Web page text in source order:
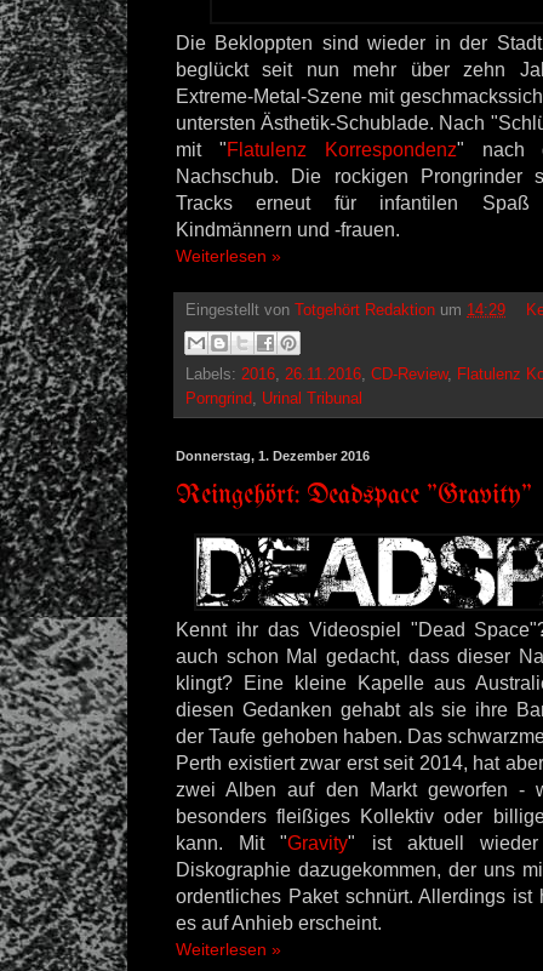
Die Bekloppten sind wieder in der
beglückt seit nun mehr über zehn
Extreme-Metal-Szene mit
untersten Ästhetik-Schublade. Nach
mit "Flatulenz Korrespondenz" nach
Nachschub. Die rockigen Prongrinder
Tracks erneut für infantilen Spaß
Kindmännern und -frauen.
Weiterlesen »
Eingestellt von Totgehört Redaktion um 14:29
Labels: 2016 26.11.2016 CD-Review, Flatulenz
Porngrind
Urinal Tribunal
Donnerstag, 1. Dezember 2016
Reingehört: Deadspace "Gravity"
Kennt ihr das Videospiel "Dead
auch schon Mal gedacht, dass dieser
klingt? Eine kleine Kapelle aus
diesen Gedanken gehabt als sie ihre
der Taufe gehoben haben. Das
Perth existiert zwar erst seit 2014, hat
zwei Alben auf den Markt geworfen -
besonders fleißiges Kollektiv oder
kann. Mit "Gravity" ist aktuell
Diskographie dazugekommen, der uns
ordentliches Paket schnürt. Allerdings
es auf Anhieb erscheint.
Weiterlesen »